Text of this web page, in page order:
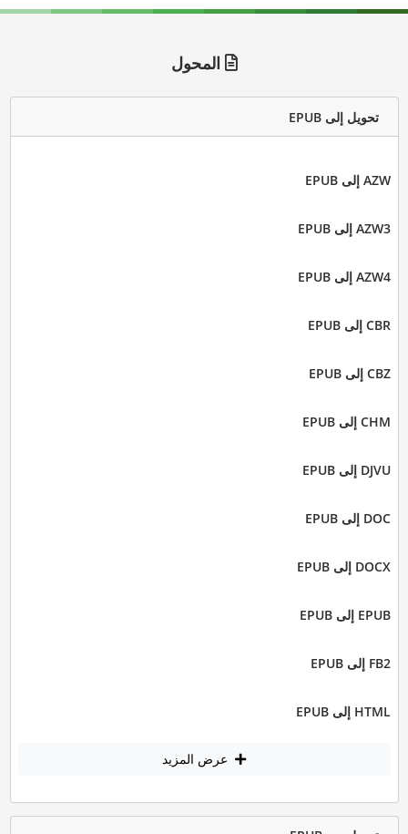
المحول
تحويل إلى EPUB
AZW إلى EPUB
AZW3 إلى EPUB
AZW4 إلى EPUB
CBR إلى EPUB
CBZ إلى EPUB
CHM إلى EPUB
DJVU إلى EPUB
DOC إلى EPUB
DOCX إلى EPUB
EPUB إلى EPUB
FB2 إلى EPUB
HTML إلى EPUB
عرض المزيد